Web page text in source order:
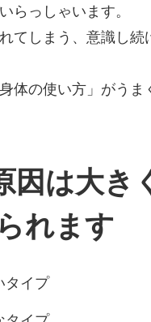
らっしゃいます。
てしまう、意識し続
体の使い方」がうま
は大き
れます
タイプ